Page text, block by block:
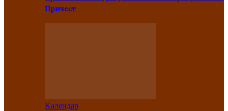
Причест
Kалендар